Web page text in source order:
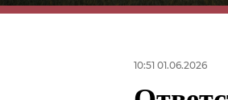
10:51 01.06.2026